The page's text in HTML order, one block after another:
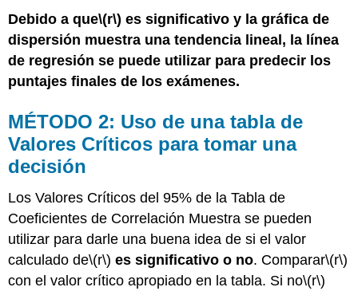
Debido a que\(r\) es significativo y la gráfica de
dispersión muestra una tendencia lineal, la línea
de regresión se puede utilizar para predecir los
puntajes finales de los exámenes.
MÉTODO 2: Uso de una tabla de
Valores Críticos para tomar una
decisión
Los Valores Críticos del 95% de la Tabla de
Coeficientes de Correlación Muestra se pueden
utilizar para darle una buena idea de si el valor
calculado de\(r\) es significativo o no. Comparar\(r\)
con el valor crítico apropiado en la tabla. Si no\(r\)